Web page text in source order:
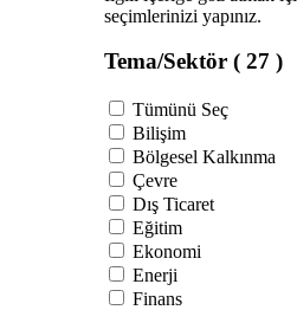
seçimlerinizi yapınız.
Tema/Sektör ( 27 )
Tümünü Seç
Bilişim
Bölgesel Kalkınma
Çevre
Dış Ticaret
Eğitim
Ekonomi
Enerji
Finans